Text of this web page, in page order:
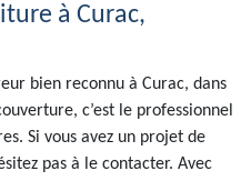
à Curac,
bien reconnu à Curac, dans
c’est le professionnel
Si vous avez un projet de
pas à le contacter. Avec